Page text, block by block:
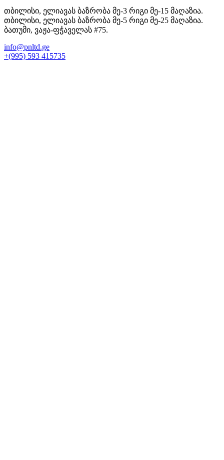
თბილისი, ელიავას ბაზრობა მე-3 რიგი მე-15 მაღაზია.
თბილისი, ელიავას ბაზრობა მე-5 რიგი მე-25 მაღაზია.
ბათუმი, ვაჟა-ფჭაველას #75.
info@pnltd.ge
+(995) 593 415735